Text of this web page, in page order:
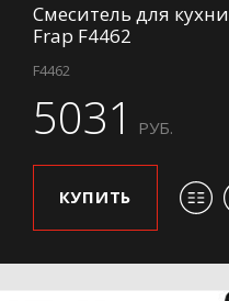
Смеситель для кухни
Frap F4462
F4462
5031 РУБ.
КУПИТЬ